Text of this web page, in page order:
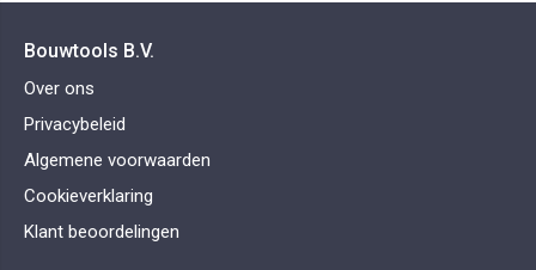
Bouwtools B.V.
Over ons
Privacybeleid
Algemene voorwaarden
Cookieverklaring
Klant beoordelingen